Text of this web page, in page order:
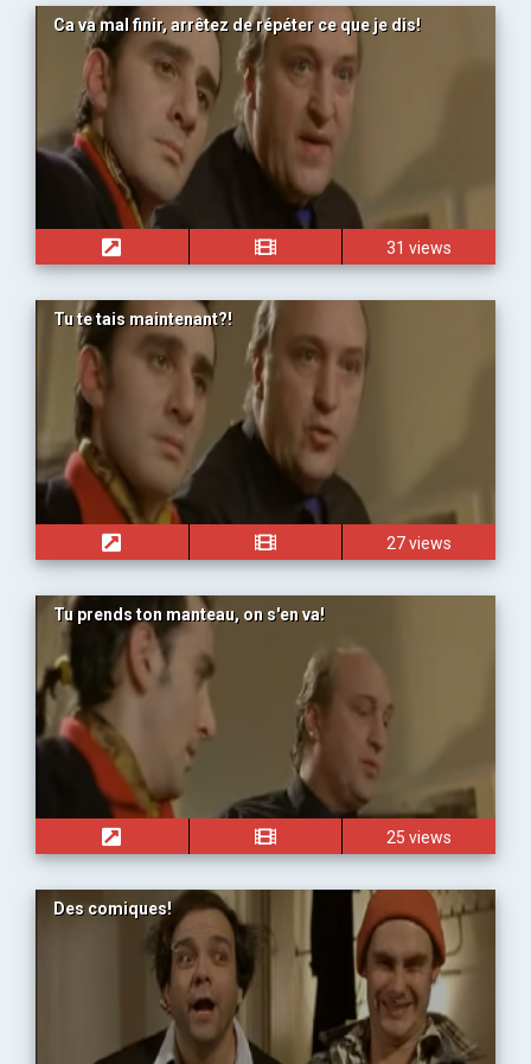
Ca va mal finir, arrêtez de répéter ce que je dis!
31 views
Tu te tais maintenant?!
27 views
Tu prends ton manteau, on s'en va!
25 views
Des comiques!